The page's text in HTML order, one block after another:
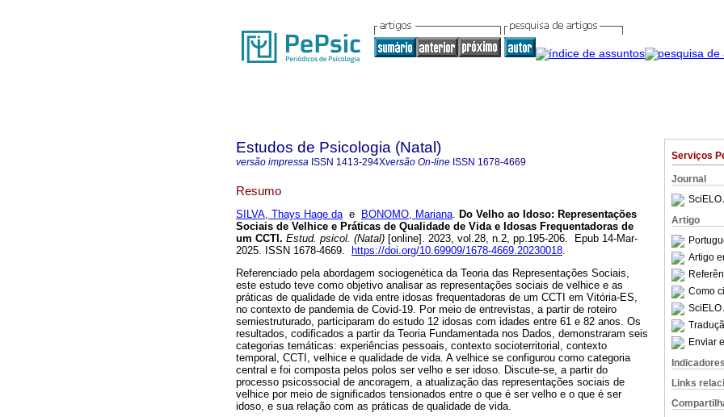
Serviços
Journal
SciELO
Artigo
Artigo
Como
SciELO
Enviar
Indicadores
Links
Estudos de Psicologia (Natal)
versão impressa ISSN 1413-294Xversão On-line ISSN 1678-4669
Resumo
SILVA, Thays Hage dae BONOMO, Mariana. Do Velho ao Idoso: Representações
Sociais de Velhice e Práticas de Qualidade de Vida e Idosas Frequentadoras de
um CCTI. Estud. psicol. (Natal) [online]. 2023, vol.28, n.2, pp.195-206. Epub 14-Mar-
2025. ISSN 1678-4669.
https://doi.org/10.69909/1678-4669.20230018.
Referenciado pela abordagem sociogenética da Teoria das Representações Sociais,
este estudo teve como objetivo analisar as representações sociais de velhice e as
práticas de qualidade de vida entre idosas frequentadoras de um CCTI em Vitória-ES,
no contexto de pandemia de Covid-19. Por meio de entrevistas, a partir de roteiro
semiestruturado, participaram do estudo 12 idosas com idades entre 61 e 82 anos. Os
resultados, codificados a partir da Teoria Fundamentada nos Dados, demonstraram seis
categorias temáticas: experiências pessoais, contexto socioterritorial, contexto
temporal, CCTI, velhice e qualidade de vida. A velhice se configurou como categoria
central e foi composta pelos polos ser velho e ser idoso. Discute-se, a partir do
processo psicossocial de ancoragem, a atualização das representações sociais de
velhice por meio de significados tensionados entre o que é ser velho e o que é ser
idoso, e sua relação com as práticas de qualidade de vida.